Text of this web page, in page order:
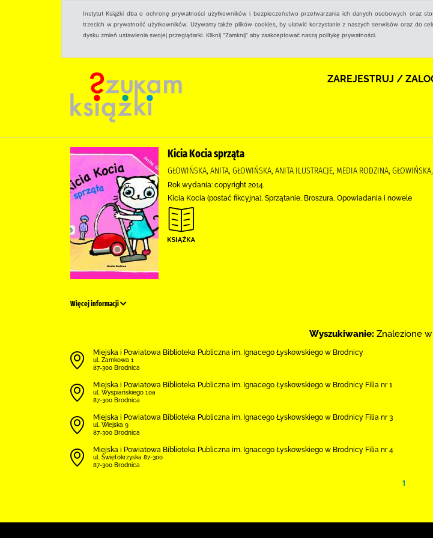
Instytut Książki dba o ochronę prywatności użytkowników i bezpieczeństwo przetwarzania ich danych osobowych oraz
trzecich w prywatność użytkowników. Używamy także plików cookies, by ułatwić korzystanie z naszych serwisów oraz do
dysku zmień ustawienia swojej przeglądarki. Kliknij "Zamknij" aby zaakceptować naszą politykę prywatności.
ZAREJESTRUJ /
Kicia Kocia sprząta
GŁOWIŃSKA, ANITA, GŁOWIŃSKA, ANITA ILUSTRACJE, MEDIA RODZINA,
Rok wydania: copyright 2014.
Kicia Kocia (postać fikcyjna), Sprzątanie, Broszura, Opowiadania i nowele
Więcej informacji
Wyszukiwanie: Znalezione
Miejska i Powiatowa Biblioteka Publiczna im. Ignacego Łyskowskiego w Brodnicy
ul. Zamkowa 1
87-300 Brodnica
Miejska i Powiatowa Biblioteka Publiczna im. Ignacego Łyskowskiego w Brodnicy Filia nr 1
ul. Wyspiańskiego 10a
87-300 Brodnica
Miejska i Powiatowa Biblioteka Publiczna im. Ignacego Łyskowskiego w Brodnicy Filia nr 3
ul. Wiejska 9
87-300 Brodnica
Miejska i Powiatowa Biblioteka Publiczna im. Ignacego Łyskowskiego w Brodnicy Filia nr 4
ul. Świętokrzyska 87-300
87-300 Brodnica
1